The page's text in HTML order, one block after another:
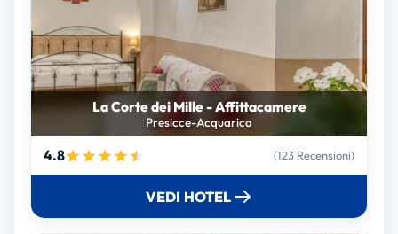
La Corte dei Mille - Affittacamere
Presicce-Acquarica
4.8 (123 Recensioni)
VEDI HOTEL